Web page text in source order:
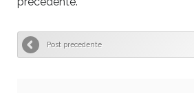
Post precedente